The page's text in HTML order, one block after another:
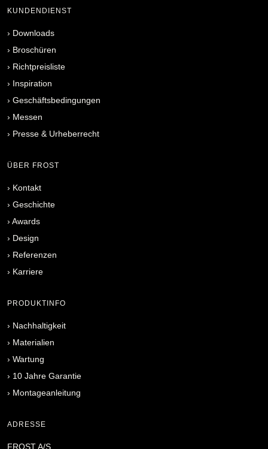
KUNDENDIENST
› Downloads
› Broschüren
› Richtpreisliste
› Inspiration
› Geschäftsbedingungen
› Messen
› Presse & Urheberrecht
ÜBER FROST
› Kontakt
› Geschichte
› Awards
› Design
› Referenzen
› Karriere
PRODUKTINFO
› Nachhaltigkeit
› Materialien
› Wartung
› 10 Jahre Garantie
› Montageanleitung
ADRESSE
FROST A/S